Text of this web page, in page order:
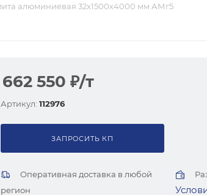
алюминиевая 32х1500х4000 мм АМг5
662 550 ₽/т
Артикул: 112976
ЗАПРОСИТЬ КП
Оперативная доставка в любой
регион